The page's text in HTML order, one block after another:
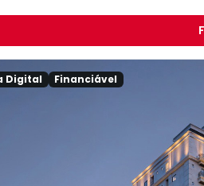
Digital Financiável